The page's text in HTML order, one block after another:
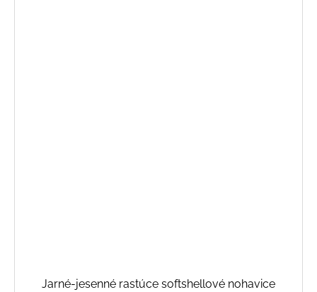
Jarné-jesenné rastúce softshellové nohavice